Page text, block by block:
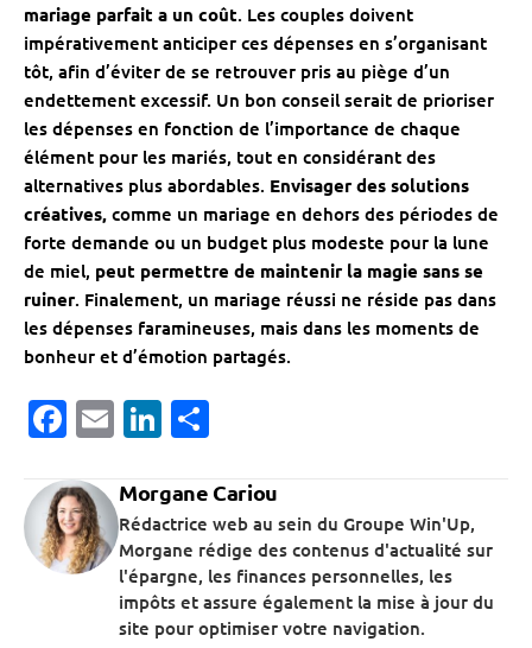
mariage parfait a un coût. Les couples doivent
impérativement anticiper ces dépenses en s’organisant
tôt, afin d’éviter de se retrouver pris au piège d’un
endettement excessif. Un bon conseil serait de prioriser
les dépenses en fonction de l’importance de chaque
élément pour les mariés, tout en considérant des
alternatives plus abordables. Envisager des solutions
créatives, comme un mariage en dehors des périodes de
forte demande ou un budget plus modeste pour la lune
de miel, peut permettre de maintenir la magie sans se
ruiner. Finalement, un mariage réussi ne réside pas dans
les dépenses faramineuses, mais dans les moments de
bonheur et d’émotion partagés.
Facebook
EmailLinkedIn
Morgane Cariou
Rédactrice web au sein du Groupe Win'Up,
Morgane rédige des contenus d'actualité sur
l'épargne, les finances personnelles, les
impôts et assure également la mise à jour du
site pour optimiser votre navigation.